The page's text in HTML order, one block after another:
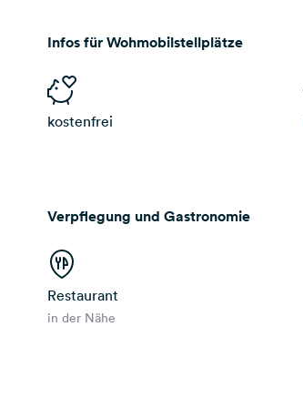
Infos für Wohmobilstellplätze
kostenfrei
Verpflegung und Gastronomie
Restaurant
in der Nähe